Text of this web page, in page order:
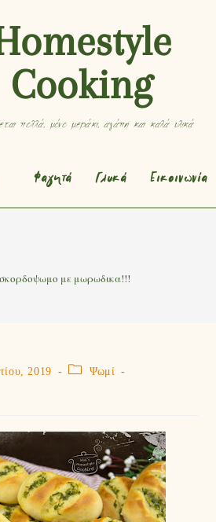
Cooking
πολλά, μόνο μεράκι, αγάπη και καλά υλικά
Φαγητά Γλυκά Εικοινωνία
με μωρωδικα!!!
2019
Ψωμί